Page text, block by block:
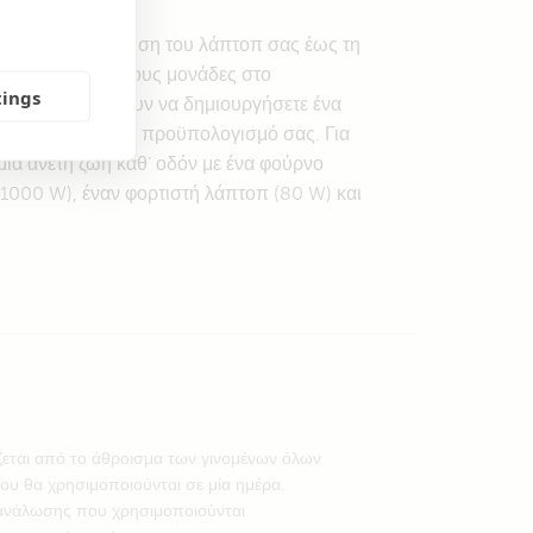
Από τη φόρτιση του λάπτοπ σας έως τη
οι επί μέρους μονάδες στο
σας επιτρέπουν να δημιουργήσετε ένα
και τον προϋπολογισμό σας. Για
άνετη ζωή καθ’ οδόν με ένα φούρνο
W), έναν φορτιστή λάπτοπ (80 W) και
από το άθροισμα των γινομένων όλων
χρησιμοποιούνται σε μία ημέρα.
που χρησιμοποιούνται